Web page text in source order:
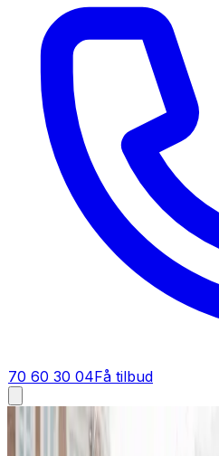
70 60 30 04Få tilbud
Industriventilation i